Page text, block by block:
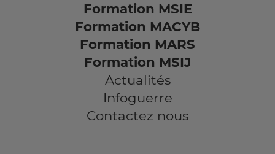
Formation MSIE
Formation MACYB
Formation MARS
Formation MSIJ
Actualités
Infoguerre
Contactez nous